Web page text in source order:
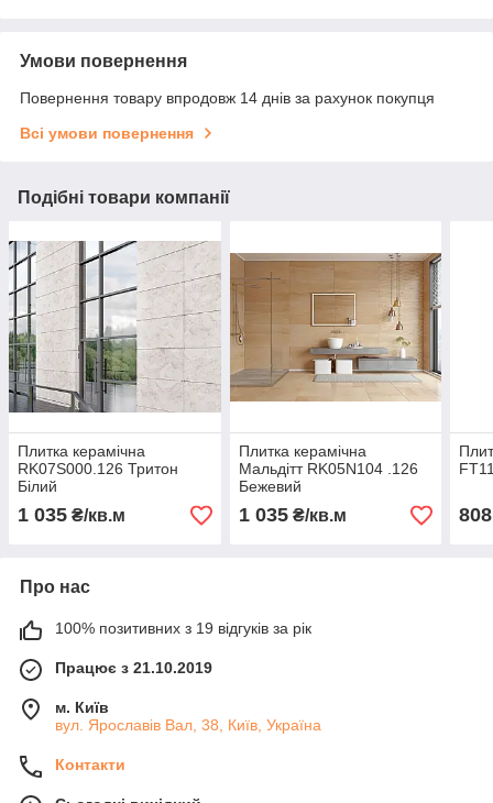
Умови повернення
Повернення товару впродовж 14 днів за рахунок покупця
Всі умови повернення
Подібні товари компанії
Плитка керамічна
RK07S000.126 Тритон
Білий
1 035 ₴/кв.м
Плитка керамічна
Мальдітт RK05N104 .126
Бежевий
1 035₴/кв.м
Про нас
100% позитивних з 19 відгуків за рік
Працює з 21.10.2019
м. Київ
вул. Ярославів Вал, 38, Київ, Україна
Контакти